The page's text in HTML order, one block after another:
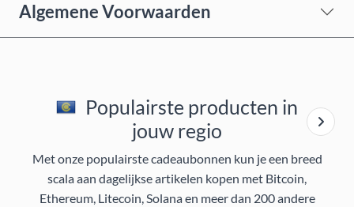
Algemene Voorwaarden
Populairste producten in
jouw regio
Met onze populairste cadeaubonnen kun je een breed
scala aan dagelijkse artikelen kopen met Bitcoin,
Ethereum, Litecoin, Solana en meer dan 200 andere